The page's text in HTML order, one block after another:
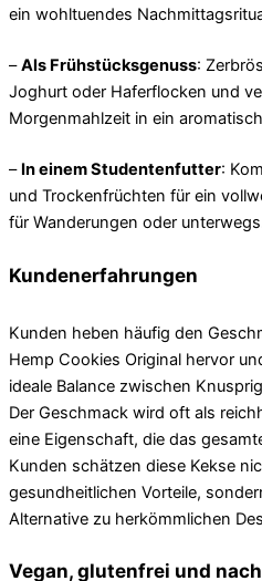
ein wohltuendes
–Als Frühstücksgenuss:
Joghurt oder Haferflocken und
Morgenmahlzeit in ein
– In einem Studentenfutter:
und Trockenfrüchten für ein
für Wanderungen oder
Kundenerfahrungen
Kunden heben häufig den
Hemp Cookies Original hervor
ideale Balance zwischen
Der Geschmack wird oft als
eine Eigenschaft, die das
Kunden schätzen diese Kekse
gesundheitlichen Vorteile,
Alternative zu herkömmlichen
Vegan, glutenfrei und